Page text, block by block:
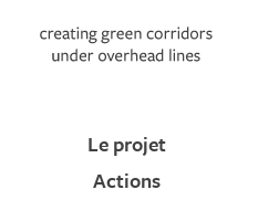
Le projet
Actions